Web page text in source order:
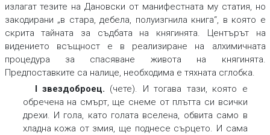
излагат тезите на Дановски от манифестната му статия, но
закодирани „в стара, дебела, полуизгнила книга“, в която е
скрита тайната за съдбата на княгинята. Центърът на
видението всъщност е в реализиране на алхимичната
процедура за спасяване живота на княгинята.
Предпоставките са налице, необходима е тяхната сглобка.
I звездоброец. (чете). И тогава тази, която е
обречена на смърт, ще снеме от плътта си всички
дрехи. И гола, като голата вселена, обвита само в
хладна кожа от змия, ще поднесе сърцето. И сама